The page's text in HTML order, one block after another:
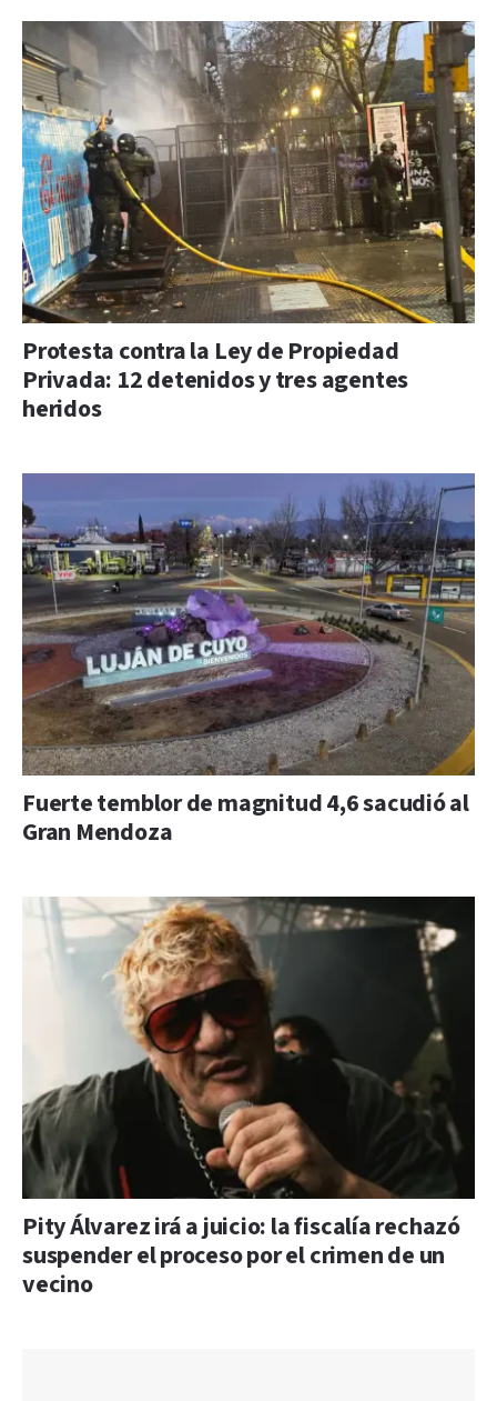
Protesta contra la Ley de Propiedad
Privada: 12 detenidos y tres agentes
heridos
Fuerte temblor de magnitud 4,6 sacudió al
Gran Mendoza
Pity Álvarez irá a juicio: la fiscalía rechazó
suspender el proceso por el crimen de un
vecino